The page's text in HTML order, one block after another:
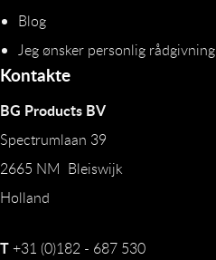
Blog
Jeg ønsker personlig rådgivning
Kontakte
BG Products BV
Spectrumlaan 39
2665 NM Bleiswijk
Holland
T+31 (0)182 - 687 530